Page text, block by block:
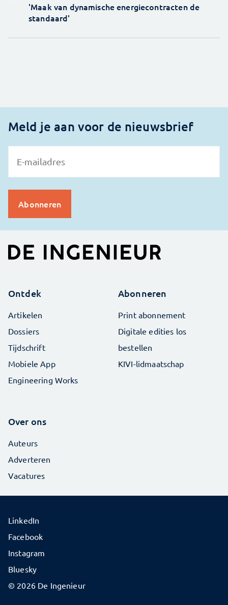
'Maak van dynamische energiecontracten de
standaard'
Meld je aan voor de nieuwsbrief
Ontdek
Artikelen
Dossiers
Tijdschrift
Mobiele App
Engineering Works
Abonneren
Print abonnement
Digitale edities los
bestellen
KIVI-lidmaatschap
Over ons
Auteurs
Adverteren
Vacatures
© 2026 De Ingenieur
LinkedIn
Facebook
Instagram
Bluesky